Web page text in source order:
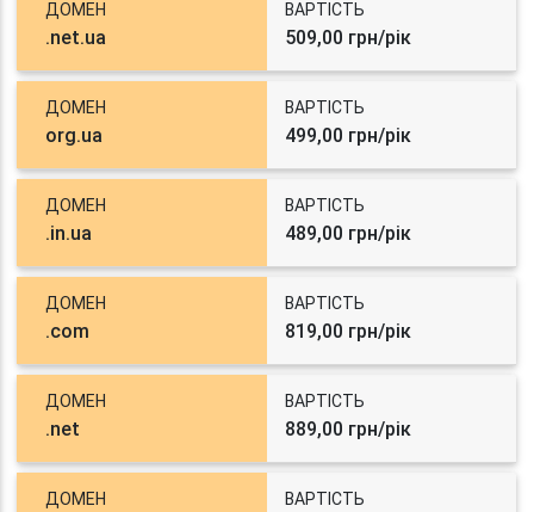
ДОМЕН
.net.ua
ВАРТІСТЬ
509,00 грн/рік
ДОМЕН
org.ua
ВАРТІСТЬ
499,00 грн/рік
ДОМЕН
.in.ua
ВАРТІСТЬ
489,00 грн/рік
ДОМЕН
.com
ВАРТІСТЬ
819,00 грн/рік
ДОМЕН
.net
ВАРТІСТЬ
889,00 грн/рік
ДОМЕН ВАРТІСТЬ